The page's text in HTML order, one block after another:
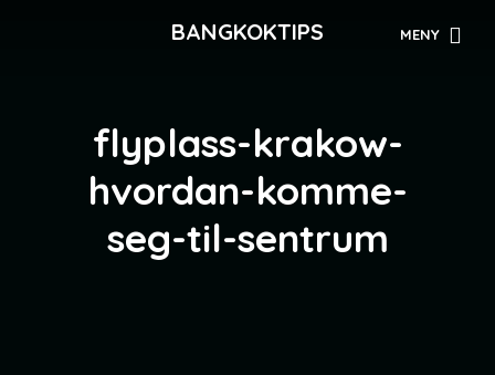
BANGKOKTIPS MENY
flyplass-krakow-
hvordan-komme-
seg-til-sentrum